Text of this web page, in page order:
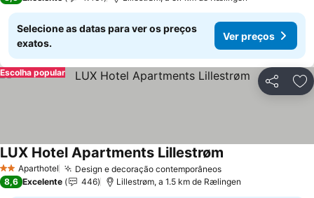
Selecione as datas para ver os preços
exatos.
Ver preços
Partilhar
Escolha popular
2 EstrelasAparthotel Design e decoração contemporâneos
LUX Hotel Apartments Lillestrøm
8,6 Excelente 446 Lillestrøm, a 1.5 km de Rælingen